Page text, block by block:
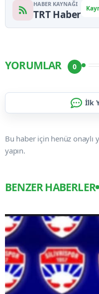
HABER KAYNAĞI
TRT Haber
YORUMLAR 0
İlk
Bu haber için henüz
yapın.
BENZER HABERLER